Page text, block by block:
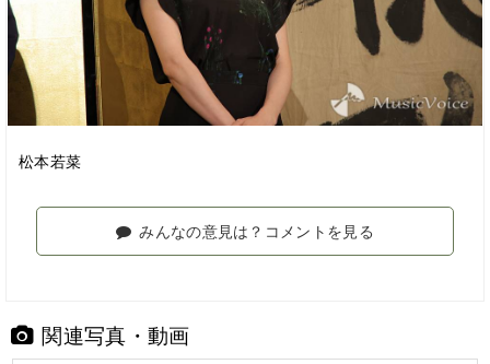
松本若菜
みんなの意見は？コメントを見る
関連写真・動画